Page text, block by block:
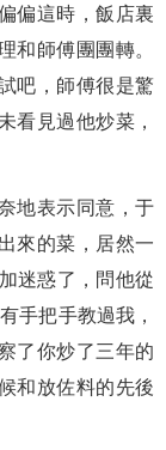
偏這時，飯店裏
和師傅團團轉。
吧，師傅很是驚
看見過他炒菜，
地表示同意，于
來的菜，居然一
迷惑了，問他從
手把手教過我，
了你炒了三年的
和放佐料的先後